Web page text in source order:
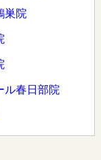
巣院
ル春日部院